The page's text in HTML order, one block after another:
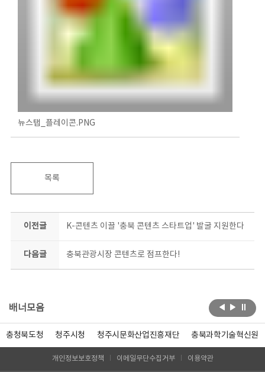
뉴스탭_플레이콘.PNG
목록
이전글 K-콘텐츠 이끌 '충북 콘텐츠 스타트업' 발굴 지원한다
다음글 충북관광시장 콘텐츠로 점프한다!
배너모음
충청북도청 청주시청 청주시문화산업진흥재단 충북과학기술혁신원
개인정보보호정책 이메일무단수집거부 이용약관